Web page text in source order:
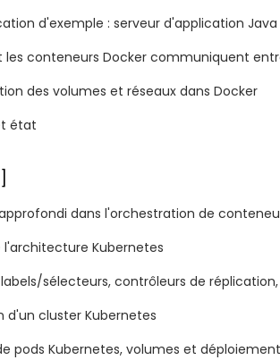
d'exemple : serveur d'application Java
conteneurs Docker communiquent
des volumes et réseaux dans Docker
état
dans l'orchestration de
l'architecture Kubernetes
labels/sélecteurs, contrôleurs de réplication,
d'un cluster Kubernetes
pods Kubernetes, volumes et